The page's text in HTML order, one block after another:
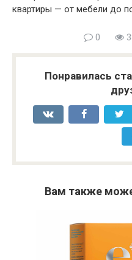
квартиры — от мебели до
0
Понравилась
Вам также